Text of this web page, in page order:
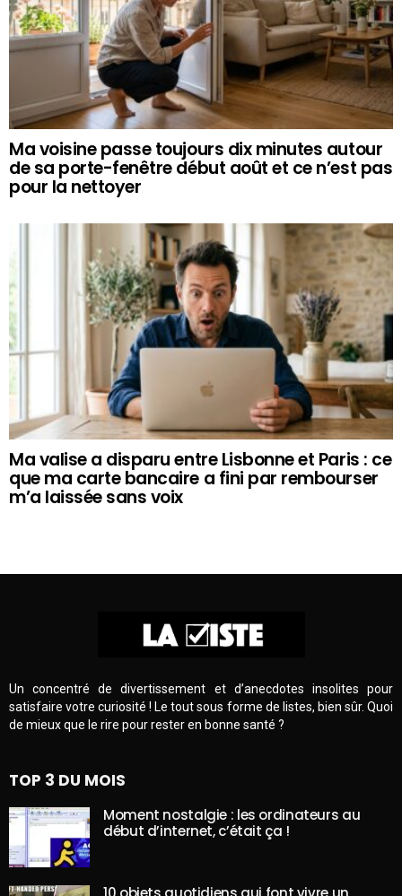
Ma voisine passe toujours dix minutes autour
de sa porte-fenêtre début août et ce n’est pas
pour la nettoyer
Ma valise a disparu entre Lisbonne et Paris : ce
que ma carte bancaire a fini par rembourser
m’a laissée sans voix
Un concentré de divertissement et d’anecdotes insolites pour
satisfaire votre curiosité ! Le tout sous forme de listes, bien sûr. Quoi
de mieux que le rire pour rester en bonne santé ?
TOP 3 DU MOIS
Moment nostalgie : les ordinateurs au
début d’internet, c’était ça !